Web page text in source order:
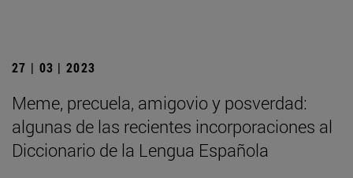
27 | 03 | 2023
Meme, precuela, amigovio y posverdad:
algunas de las recientes incorporaciones al
Diccionario de la Lengua Española